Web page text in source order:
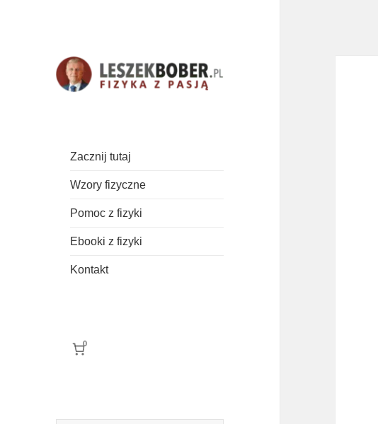
Zacznij tutaj
Wzory fizyczne
Pomoc z fizyki
Ebooki z fizyki
Kontakt
0